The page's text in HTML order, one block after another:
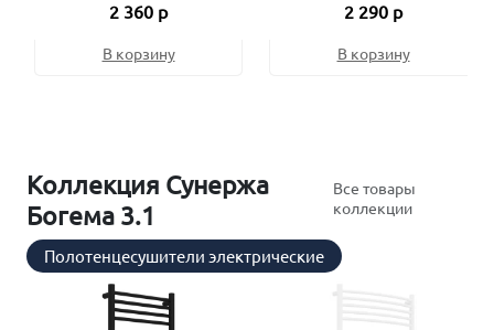
2 360 р
В корзину
2 290 р
В корзину
Коллекция Сунержа
Богема 3.1
Все товары
коллекции
Полотенцесушители электрические